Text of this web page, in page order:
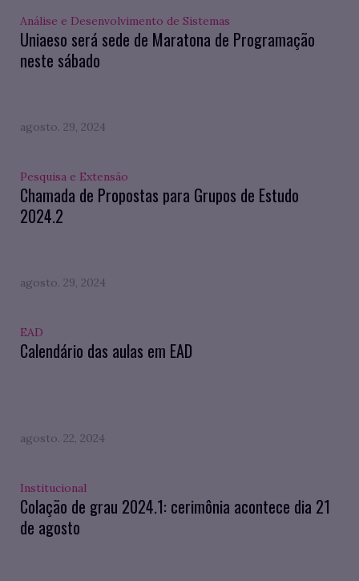
Análise e Desenvolvimento de Sistemas
Uniaeso será sede de Maratona de Programação
neste sábado
agosto. 29, 2024
Pesquisa e Extensão
Chamada de Propostas para Grupos de Estudo
2024.2
agosto. 29, 2024
EAD
Calendário das aulas em EAD
agosto. 22, 2024
Institucional
Colação de grau 2024.1: cerimônia acontece dia 21
de agosto